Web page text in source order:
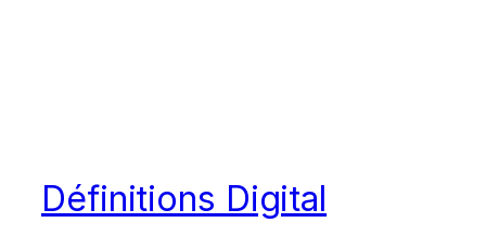
Définitions Digital